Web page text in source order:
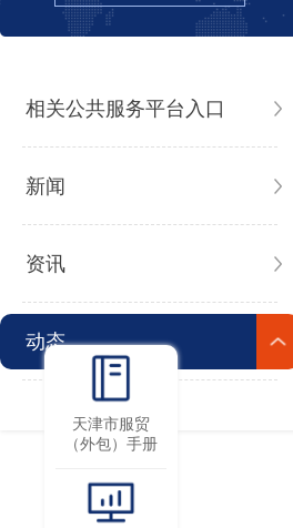
相关公共服务平台入口
新闻
资讯
动态
天津市服贸
（外包）手册